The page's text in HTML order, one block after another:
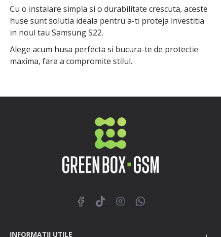
Cu o instalare simpla si o durabilitate crescuta, aceste
huse sunt solutia ideala pentru a-ti proteja investitia
in noul tau Samsung S22.
Alege acum husa perfecta si bucura-te de protectie
maxima, fara a compromite stilul.
INFORMATII UTILE